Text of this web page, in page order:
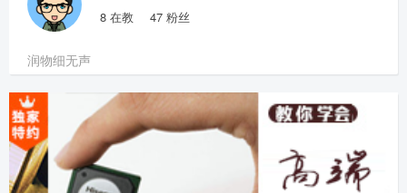
8 在教 47 粉丝
润物细无声